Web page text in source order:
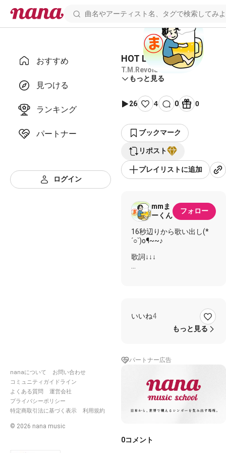
おすすめ
見つける
ランキング
パートナー
ログイン
nanaについて
お問い合わせ
コミュニティガイドライン
よくある質問
運営会社
プライバシーポリシー
特定商取引法に基づく表示
利用規約
© 2026 nana music
HOT LIMIT
T.M.Revolution
もっと見る
26 4 0 0
ブックマーク
リポスト
プレイリストに追加
mmま
ーくん
フォロー
16秒辺りから歌い出し(*
´○`)o¶~~♪
歌詞↓↓↓
宝物(ほんもの)の恋は やれ
爽快っ
STYLE!
耐水性の 気持ちに切り替
瞬間の眩しさは いかがな
もの
負けちゃって構わないから
いいね4
もっと見る
パートナー広告
0コメント